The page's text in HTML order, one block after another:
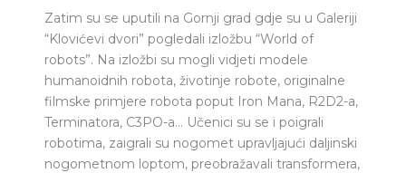
Zatim su se uputili na Gornji grad gdje su u Galeriji
“Klovićevi dvori” pogledali izložbu “World of
robots”. Na izložbi su mogli vidjeti modele
humanoidnih robota, životinje robote, originalne
filmske primjere robota poput Iron Mana, R2D2-a,
Terminatora, C3PO-a… Učenici su se i poigrali
robotima, zaigrali su nogomet upravljajući daljinski
nogometnom loptom, preobražavali transformera,